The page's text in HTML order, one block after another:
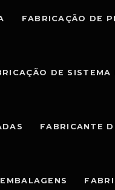
FABRICAÇÃO DE
DE SISTEMA
FABRICANTE